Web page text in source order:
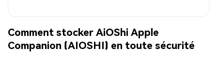
Comment stocker AiOShi Apple
Companion (AIOSHI) en toute sécurité